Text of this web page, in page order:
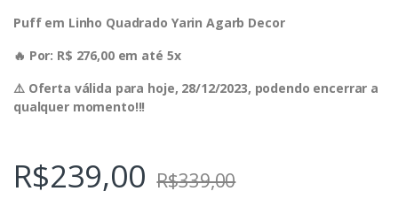
Puff em Linho Quadrado Yarin Agarb Decor
🔥 Por: R$ 276,00 em até 5x
⚠️ Oferta válida para hoje, 28/12/2023, podendo encerrar a
qualquer momento!!!
R$239,00 R$339,00